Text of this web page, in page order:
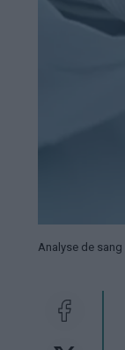
Analyse de sang